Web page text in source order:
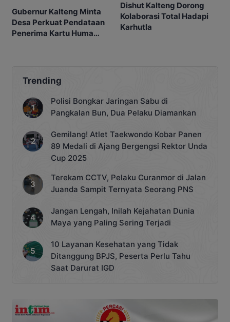
Gubernur Kalteng Minta
Desa Perkuat Pendataan
Penerima Kartu Huma
Dishut Kalteng Dorong
Kolaborasi Total Hadapi
Karhutla
Trending
Polisi Bongkar Jaringan Sabu di
Pangkalan Bun, Dua Pelaku Diamankan
Gemilang! Atlet Taekwondo Kobar Panen
89 Medali di Ajang Bergengsi Rektor Unda
Cup 2025
Terekam CCTV, Pelaku Curanmor di Jalan
Juanda Sampit Ternyata Seorang PNS
Jangan Lengah, Inilah Kejahatan Dunia
Maya yang Paling Sering Terjadi
10 Layanan Kesehatan yang Tidak
Ditanggung BPJS, Peserta Perlu Tahu
Saat Darurat IGD